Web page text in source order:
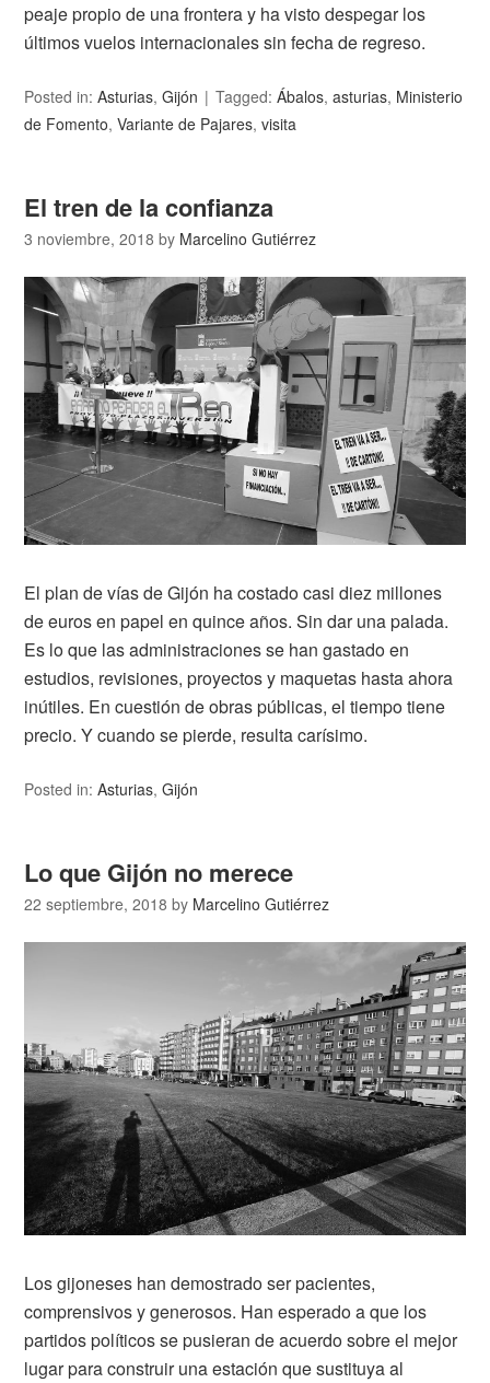
peaje propio de una frontera y ha visto despegar los
últimos vuelos internacionales sin fecha de regreso.
Posted in:Asturias,Gijón Tagged:Ábalos,asturias, Ministerio
de Fomento,Variante de Pajares,visita
El tren de la confianza
3 noviembre, 2018 by Marcelino Gutiérrez
El plan de vías de Gijón ha costado casi diez millones
de euros en papel en quince años. Sin dar una palada.
Es lo que las administraciones se han gastado en
estudios, revisiones, proyectos y maquetas hasta ahora
inútiles. En cuestión de obras públicas, el tiempo tiene
precio. Y cuando se pierde, resulta carísimo.
Posted in:Asturias,Gijón
Lo que Gijón no merece
22 septiembre, 2018 by Marcelino Gutiérrez
Los gijoneses han demostrado ser pacientes,
comprensivos y generosos. Han esperado a que los
partidos políticos se pusieran de acuerdo sobre el mejor
lugar para construir una estación que sustituya al